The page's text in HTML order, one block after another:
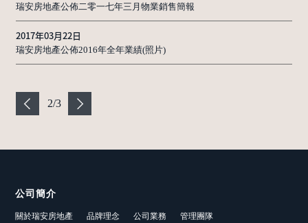
瑞安房地產公佈二零一七年三月物業銷售簡報
2017年03月22日
瑞安房地產公佈2016年全年業績(照片)
2/3
公司簡介
關於瑞安房地產 品牌理念 公司業務 管理團隊